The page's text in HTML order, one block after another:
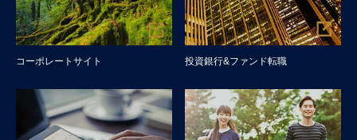
コーポレートサイト 投資銀行&ファンド転職